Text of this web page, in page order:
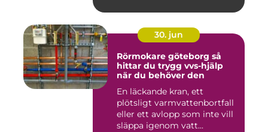
30. jun
Rörmokare göteborg så
hittar du trygg vvs-hjälp
när du behöver den
En läckande kran, ett
plötsligt varmvattenbortfall
eller ett avlopp som inte vill
släppa igenom vatt...